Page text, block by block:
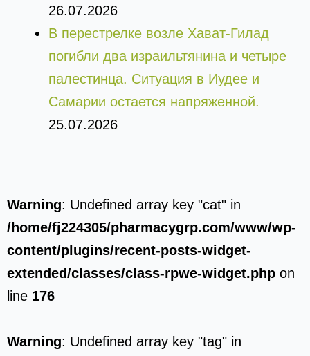
26.07.2026
В перестрелке возле Хават-Гилад
погибли два израильтянина и четыре
палестинца. Ситуация в Иудее и
Самарии остается напряженной.
25.07.2026
Warning: Undefined array key "cat" in
/home/fj224305/pharmacygrp.com/www/wp-
content/plugins/recent-posts-widget-
extended/classes/class-rpwe-widget.php on
line 176
Warning: Undefined array key "tag" in